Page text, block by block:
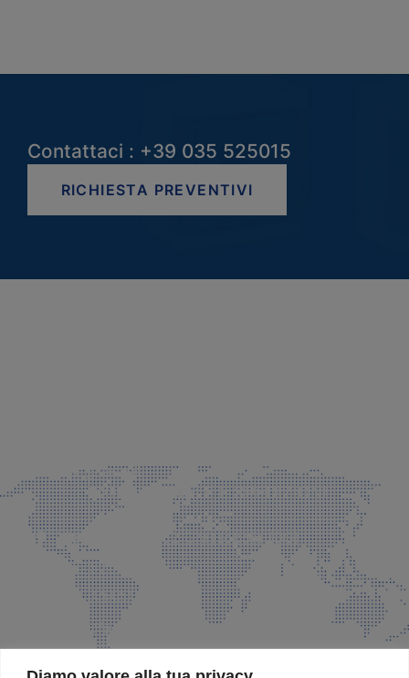
Contattaci : +39 035 525015
RICHIESTA PREVENTIVI
info@faeg.it
COMMERCIALE E SPEDIZIONI
Via Padre Elzi, 32 Grassobbio (BG)
035 525015
035 335037
info@faeg.it
SITE MAP